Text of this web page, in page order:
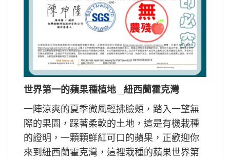
世界第一的蘋果種植地 _紐西蘭霍克灣
一陣涼爽的夏季微風輕拂臉頰，踏入一望無
際的果園，踩著柔軟的土地，這是有機栽種
的證明，一顆顆鮮紅可口的蘋果，正歡迎你
來到紐西蘭霍克灣，這裡栽種的蘋果世界第